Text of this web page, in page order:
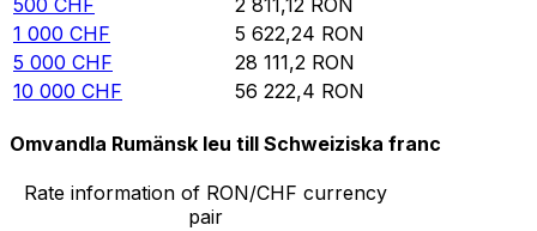
1 000 CHF 5 622,24 RON
5 000 CHF 28 111,2 RON
10 000 CHF 56 222,4 RON
Omvandla Rumänsk leu till Schweiziska franc
Rate information of RON/CHF currency
pair